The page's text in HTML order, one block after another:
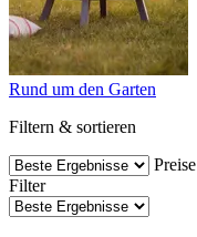
Rund um den Garten
Filtern & sortieren
Preise
Filter